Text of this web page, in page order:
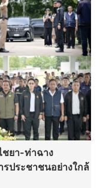
ยา-ท่าฉาง
ประชาชนอย่างใกล้